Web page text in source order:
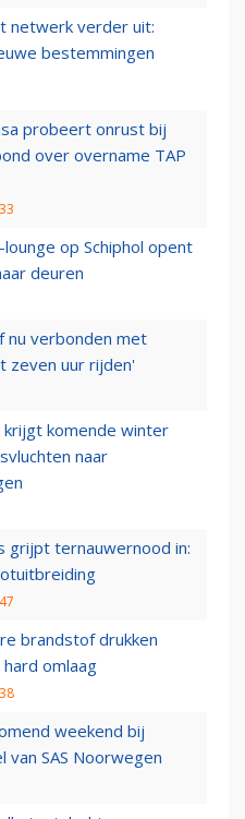
netwerk verder uit:
bestemmingen
probeert onrust bij
over overname TAP
op Schiphol opent
deuren
nu verbonden met
zeven uur rijden'
krijgt komende winter
naar
grijpt ternauwernood in:
brandstof drukken
omlaag
weekend bij
van SAS Noorwegen